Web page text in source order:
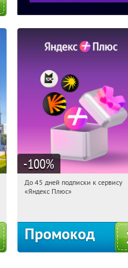
-100%
18:28:00 Получили:
До 45 дней подписки к сервису
«Яндекс Плюс»
Промокод